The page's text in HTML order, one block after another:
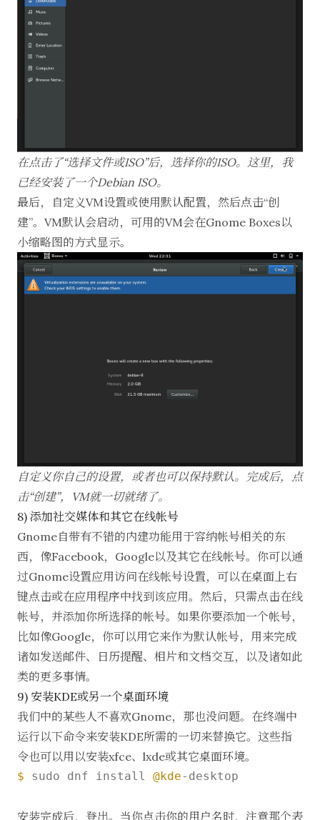
在点击了“选择文件或ISO”后，选择你的ISO。这里，我
已经安装了一个Debian ISO。
最后，自定义VM设置或使用默认配置，然后点击“创
建”。VM默认会启动，可用的VM会在Gnome Boxes以
小缩略图的方式显示。
自定义你自己的设置，或者也可以保持默认。完成后，点
击“创建”，VM就一切就绪了。
8) 添加社交媒体和其它在线帐号
Gnome自带有不错的内建功能用于容纳帐号相关的东
西，像Facebook，Google以及其它在线帐号。你可以通
过Gnome设置应用访问在线帐号设置，可以在桌面上右
键点击或在应用程序中找到该应用。然后，只需点击在线
帐号，并添加你所选择的帐号。如果你要添加一个帐号，
比如像Google，你可以用它来作为默认帐号，用来完成
诸如发送邮件、日历提醒、相片和文档交互，以及诸如此
类的更多事情。
9) 安装KDE或另一个桌面环境
我们中的某些人不喜欢Gnome，那也没问题。在终端中
运行以下命令来安装KDE所需的一切来替换它。这些指
令也可以用以安装xfce、lxde或其它桌面环境。
$ sudo dnf install @kde-desktop
安装完成后，登出。当你点击你的用户名时，注意那个表